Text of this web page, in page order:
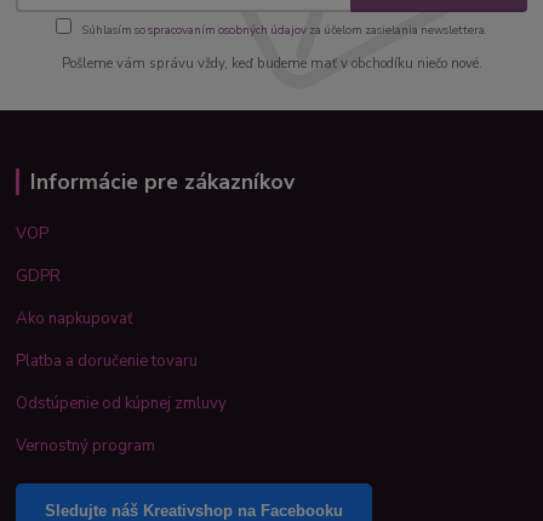
Súhlasím sospracovaním osobných údajov za účelom zasielania newslettera.
Pošleme vám správu vždy, keď budeme mať v obchodíku niečo nové.
Informácie pre zákazníkov
VOP
GDPR
Ako napkupovať
Platba a doručenie tovaru
Odstúpenie od kúpnej zmluvy
Vernostný program
Sledujte náš Kreativshop na Facebooku